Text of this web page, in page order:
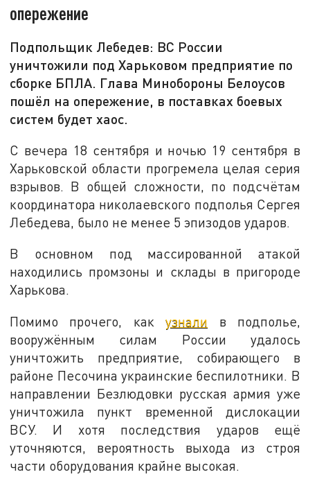
опережение
Подпольщик Лебедев: ВС России
уничтожили под Харьковом предприятие по
сборке БПЛА. Глава Минобороны Белоусов
пошёл на опережение, в поставках боевых
систем будет хаос.
С вечера 18 сентября и ночью 19 сентября в
Харьковской области прогремела целая серия
взрывов. В общей сложности, по подсчётам
координатора николаевского подполья Сергея
Лебедева, было не менее 5 эпизодов ударов.
В основном под массированной атакой
находились промзоны и склады в пригороде
Харькова.
Помимо прочего, какузнали в подполье,
вооружённым силам России удалось
уничтожить предприятие, собирающего в
районе Песочина украинские беспилотники. В
направлении Безлюдовки русская армия уже
уничтожила пункт временной дислокации
ВСУ. И хотя последствия ударов ещё
уточняются, вероятность выхода из строя
части оборудования крайне высокая.